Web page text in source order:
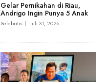
Gelar Pernikahan di Riau,
Andrigo Ingin Punya 5 Anak
Selebritis Juli 31, 2026